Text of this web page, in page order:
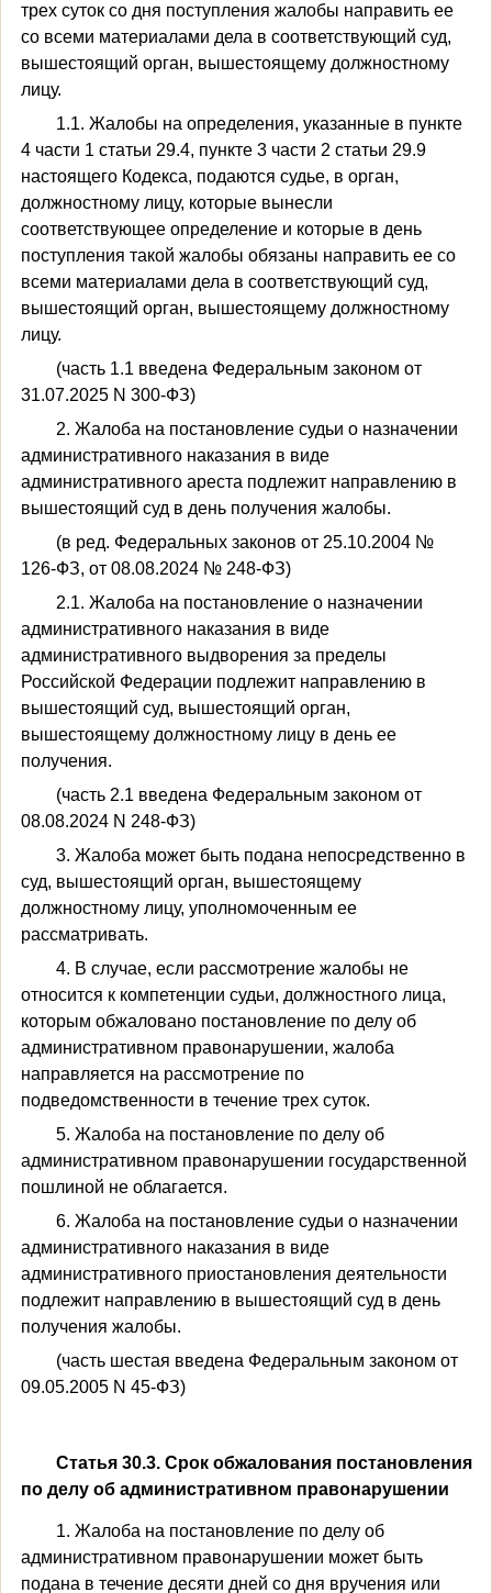
трех суток со дня поступления жалобы направить ее
со всеми материалами дела в соответствующий суд,
вышестоящий орган, вышестоящему должностному
лицу.
1.1. Жалобы на определения, указанные в пункте
4 части 1 статьи 29.4, пункте 3 части 2 статьи 29.9
настоящего Кодекса, подаются судье, в орган,
должностному лицу, которые вынесли
соответствующее определение и которые в день
поступления такой жалобы обязаны направить ее со
всеми материалами дела в соответствующий суд,
вышестоящий орган, вышестоящему должностному
лицу.
(часть 1.1 введена Федеральным законом от
31.07.2025 N 300-ФЗ)
2. Жалоба на постановление судьи о назначении
административного наказания в виде
административного ареста подлежит направлению в
вышестоящий суд в день получения жалобы.
(в ред. Федеральных законов от 25.10.2004 №
126-ФЗ, от 08.08.2024 № 248-ФЗ)
2.1. Жалоба на постановление о назначении
административного наказания в виде
административного выдворения за пределы
Российской Федерации подлежит направлению в
вышестоящий суд, вышестоящий орган,
вышестоящему должностному лицу в день ее
получения.
(часть 2.1 введена Федеральным законом от
08.08.2024 N 248-ФЗ)
3. Жалоба может быть подана непосредственно в
суд, вышестоящий орган, вышестоящему
должностному лицу, уполномоченным ее
рассматривать.
4. В случае, если рассмотрение жалобы не
относится к компетенции судьи, должностного лица,
которым обжаловано постановление по делу об
административном правонарушении, жалоба
направляется на рассмотрение по
подведомственности в течение трех суток.
5. Жалоба на постановление по делу об
административном правонарушении государственной
пошлиной не облагается.
6. Жалоба на постановление судьи о назначении
административного наказания в виде
административного приостановления деятельности
подлежит направлению в вышестоящий суд в день
получения жалобы.
(часть шестая введена Федеральным законом от
09.05.2005 N 45-ФЗ)
Статья 30.3. Срок обжалования постановления
по делу об административном правонарушении
1. Жалоба на постановление по делу об
административном правонарушении может быть
подана в течение десяти дней со дня вручения или